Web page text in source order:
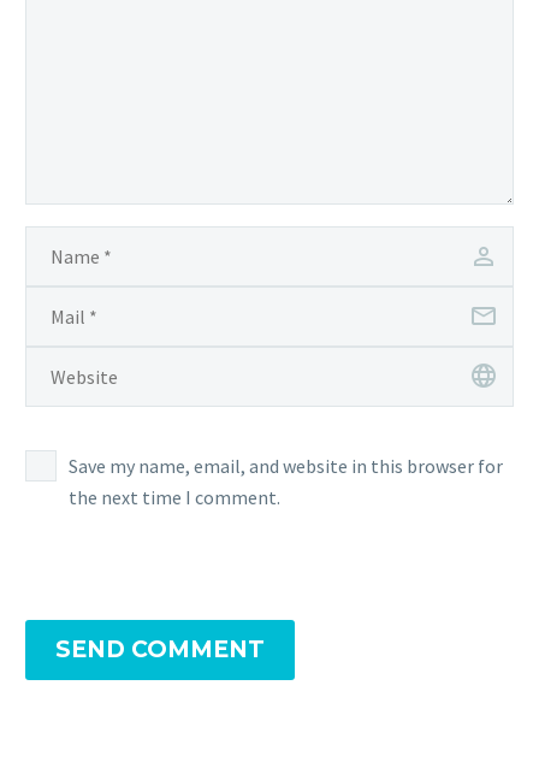
Save my name, email, and website in this browser for
the next time I comment.
SEND COMMENT